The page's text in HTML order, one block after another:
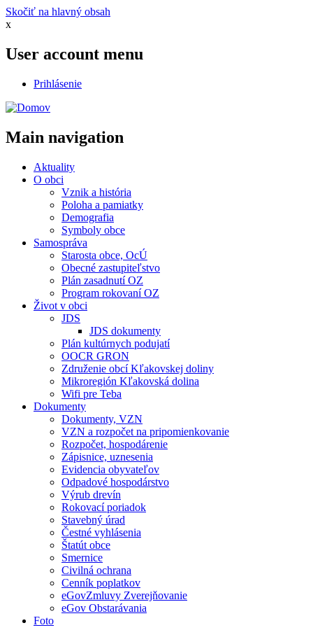
Skočiť na hlavný obsah
x
User account menu
Prihlásenie
Main navigation
Aktuality
O obci
Vznik a história
Poloha a pamiatky
Demografia
Symboly obce
Samospráva
Starosta obce, OcÚ
Obecné zastupiteľstvo
Plán zasadnutí OZ
Program rokovaní OZ
Život v obci
JDS
JDS dokumenty
Plán kultúrnych podujatí
OOCR GRON
Združenie obcí Kľakovskej doliny
Mikroregión Kľakovská dolina
Wifi pre Teba
Dokumenty
Dokumenty, VZN
VZN a rozpočet na pripomienkovanie
Rozpočet, hospodárenie
Zápisnice, uznesenia
Evidencia obyvateľov
Odpadové hospodárstvo
Výrub drevín
Rokovací poriadok
Stavebný úrad
Čestné vyhlásenia
Štatút obce
Smernice
Civilná ochrana
Cenník poplatkov
eGovZmluvy Zverejňovanie
eGov Obstarávania
Foto